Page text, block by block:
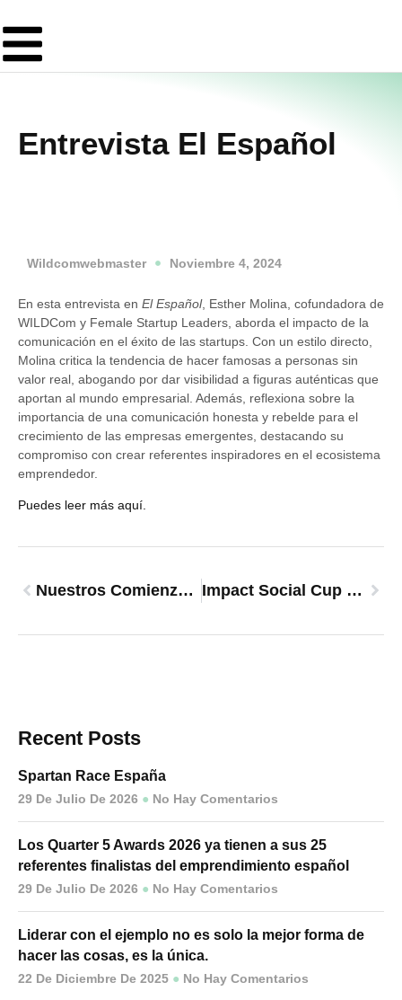
Entrevista El Español
Wildcomwebmaster Noviembre 4, 2024
En esta entrevista en El Español, Esther Molina, cofundadora de
WILDCom y Female Startup Leaders, aborda el impacto de la
comunicación en el éxito de las startups. Con un estilo directo,
Molina critica la tendencia de hacer famosas a personas sin
valor real, abogando por dar visibilidad a figuras auténticas que
aportan al mundo empresarial. Además, reflexiona sobre la
importancia de una comunicación honesta y rebelde para el
crecimiento de las empresas emergentes, destacando su
compromiso con crear referentes inspiradores en el ecosistema
emprendedor.
Puedes leer más aquí.
Nuestros Comienzos: EuropaPress Impact Social Cup Entrevista A Esther Molina.
Recent Posts
Spartan Race España
29 De Julio De 2026 No Hay Comentarios
Los Quarter 5 Awards 2026 ya tienen a sus 25
referentes finalistas del emprendimiento español
29 De Julio De 2026 No Hay Comentarios
Liderar con el ejemplo no es solo la mejor forma de
hacer las cosas, es la única.
22 De Diciembre De 2025 No Hay Comentarios